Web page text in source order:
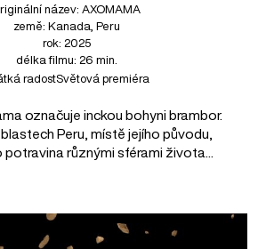
název: AXOMAMA
země: Kanada, Peru
rok: 2025
délka filmu: 26 min.
radostSvětová premiéra
označuje inckou bohyni brambor.
Peru, místě jejího původu,
různými sférami života...